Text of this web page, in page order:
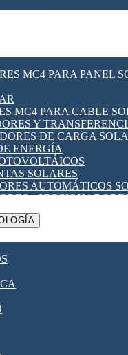
MC4 PARA PANEL
MC4 PARA CABLE
Y
DE CARGA
ENERGÍA
SOLARES
AUTOMÁTICOS
-
SOLAR
TRANSIENTES SPDS
FOTOVOLTAICAS